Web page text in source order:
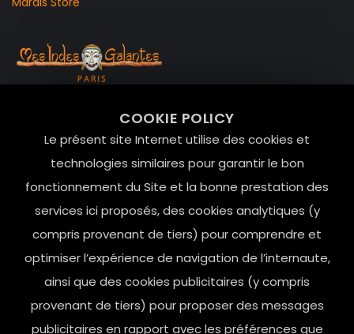
COOKIE POLICY
Le présent site Internet utilise des cookies et
technologies similaires pour garantir le bon
fonctionnement du Site et la bonne prestation des
services ici proposés, des cookies analytiques (y
compris provenant de tiers) pour comprendre et
optimiser l’expérience de navigation de l’internaute,
ainsi que des cookies publicitaires (y compris
provenant de tiers) pour proposer des messages
publicitaires en rapport avec les préférences que
Le Marais, 75004 Paris
contact@mesindesgalantes.com
01.42.72.42.51